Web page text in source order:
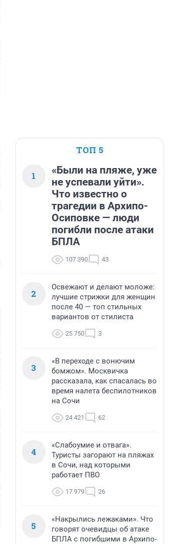
ТОП 5
1
«Были на пляже, уже
не успевали уйти».
Что известно о
трагедии в Архипо-
Осиповке — люди
погибли после атаки
БПЛА
107 390 43
2
Освежают и делают моложе:
лучшие стрижки для женщин
после 40 — топ стильных
вариантов от стилиста
25 750 3
3
«В переходе с вонючим
бомжом». Москвичка
рассказала, как спасалась во
время налета беспилотников
на Сочи
24 421 62
4
«Слабоумие и отвага».
Туристы загорают на пляжах
в Сочи, над которыми
работает ПВО
17 979 26
5
«Накрылись лежаками». Что
говорят очевидцы об атаке
БПЛА с погибшими в Архипо-